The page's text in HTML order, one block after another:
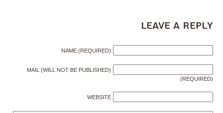
Leave a Reply
NAME (REQUIRED)
MAIL (WILL NOT BE PUBLISHED)
(REQUIRED)
WEBSITE